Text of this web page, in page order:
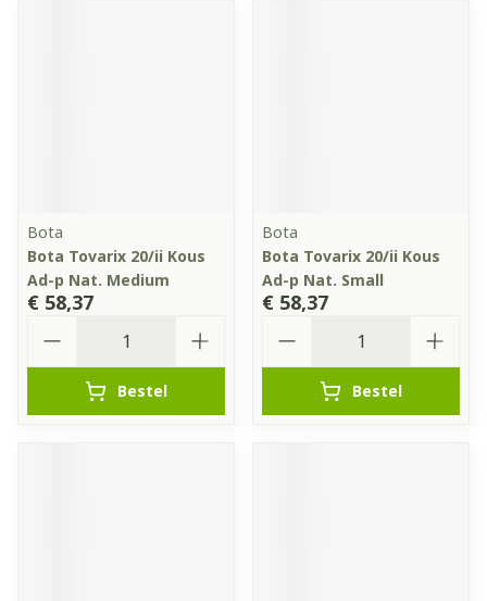
Bota
Bota Tovarix 20/ii Kous
Ad-p Nat. Medium
€ 58,37
Bestel
Bota
Bota Tovarix 20/ii Kous
Ad-p Nat. Small
€ 58,37
Bestel